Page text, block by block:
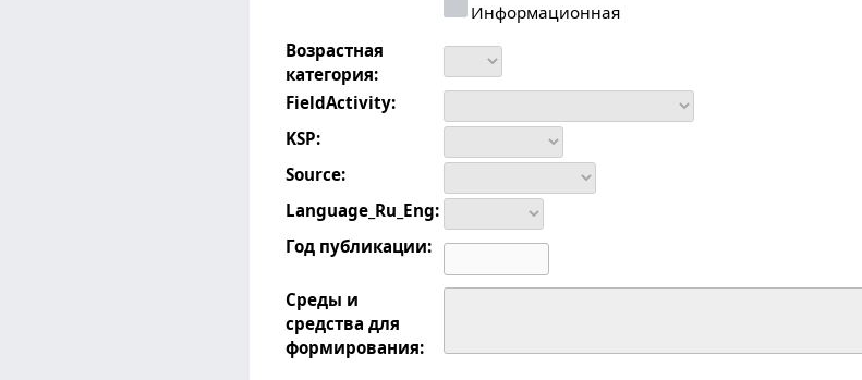
Информационная
Возрастная
категория:
FieldActivity:
KSP:
Source:
Language_Ru_Eng:
Год публикации:
Среды и
средства для
формирования: